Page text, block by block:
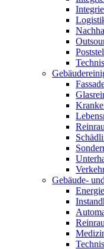
Gebäude-